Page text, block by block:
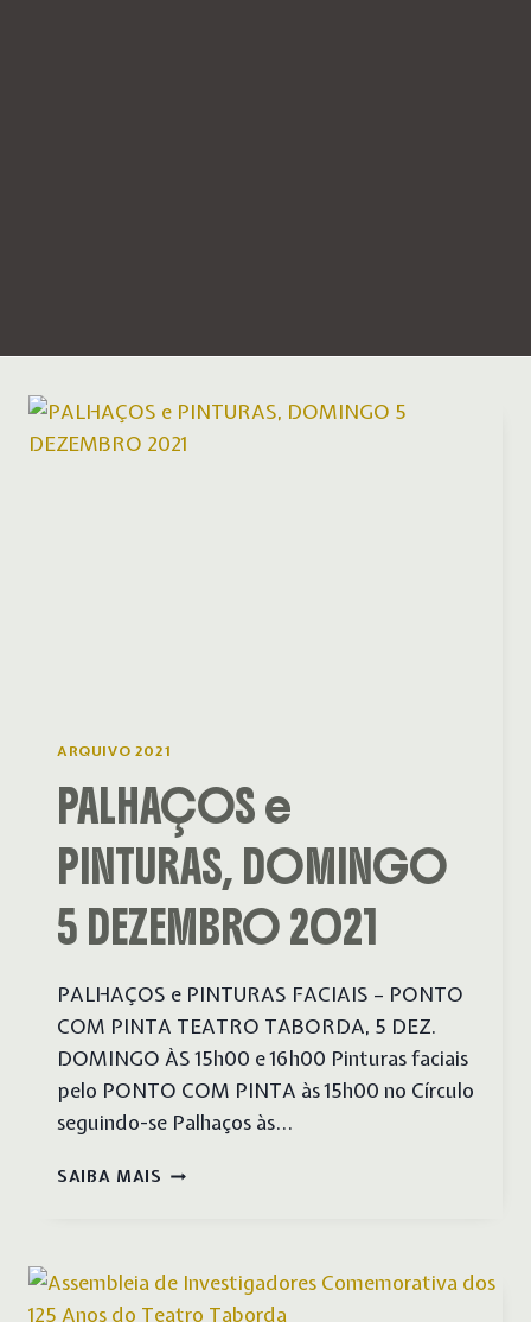
ARQUIVO 2021
PALHAÇOS e
PINTURAS, DOMINGO
5 DEZEMBRO 2021
PALHAÇOS e PINTURAS FACIAIS – PONTO
COM PINTA TEATRO TABORDA, 5 DEZ.
DOMINGO ÀS 15h00 e 16h00 Pinturas faciais
pelo PONTO COM PINTA às 15h00 no Círculo
seguindo-se Palhaços às…
SAIBA MAIS PALHAÇOS
DEZEMBRO